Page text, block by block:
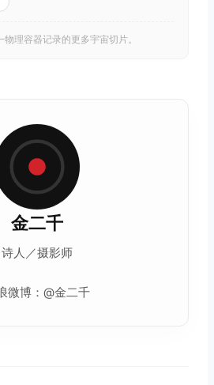
理容器记录的更多宇宙切片。
金二千
诗人／摄影师
微博：@金二千